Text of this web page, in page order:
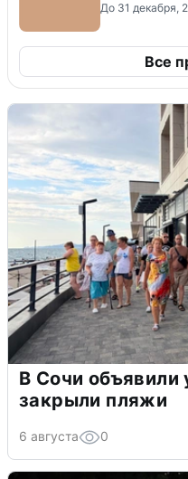
До 31 декабря,
Все
В Сочи объявили
закрыли пляжи
6 августа 0